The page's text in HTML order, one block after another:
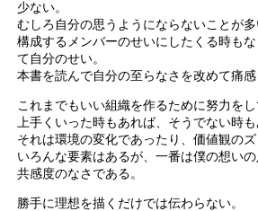
少ない。
むしろ自分の思うようにならないことが多
構成するメンバーのせいにしたくる時も
て自分のせい。
本書を読んで自分の至らなさを改めて痛感
これまでもいい組織を作るために努力をし
上手くいった時もあれば、そうでない時も
それは環境の変化であったり、価値観のズ
いろんな要素はあるが、一番は僕の想いの
共感度のなさである。
勝手に理想を描くだけでは伝わらない。